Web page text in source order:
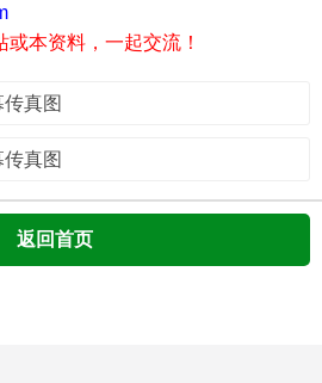
本资料，一起交流！
真图
真图
返回首页